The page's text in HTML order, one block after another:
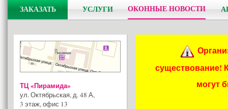
ЗАКАЗАТЬ УСЛУГИ ОКОННЫЕ НОВОСТИ
ТЦ «Пирамида»
ул. Октябрьская, д. 48 А,
3 этаж, офис 13
существование!
могут